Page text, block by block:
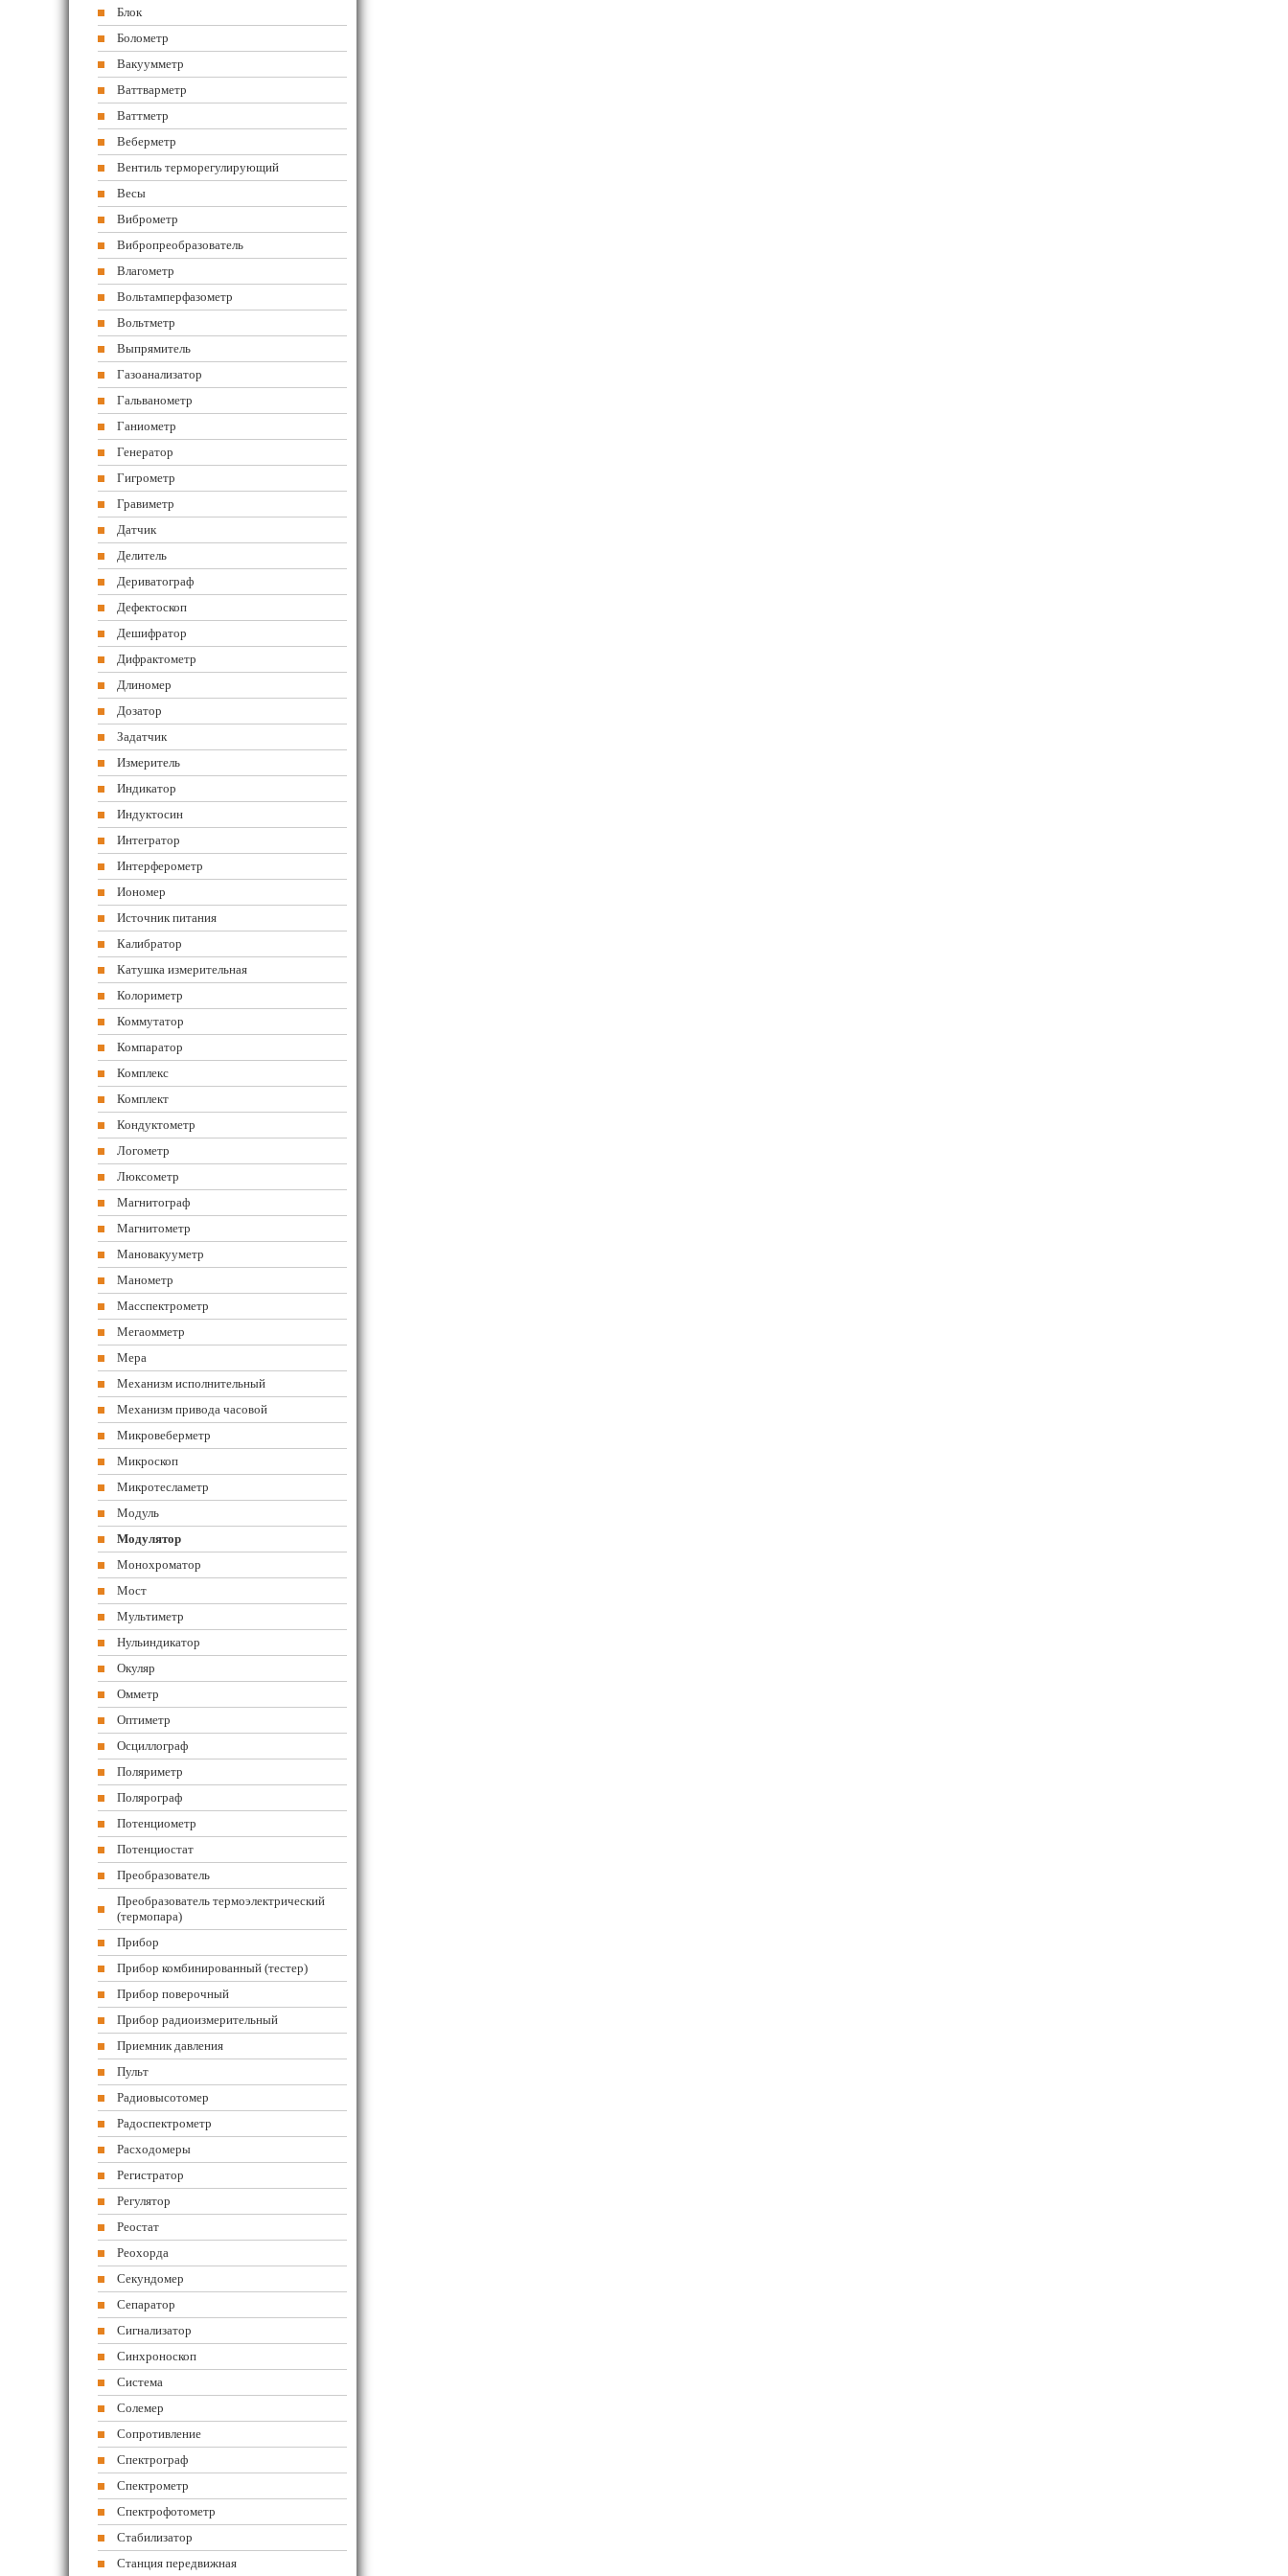
Блок
Болометр
Вакуумметр
Ваттварметр
Ваттметр
Веберметр
Вентиль терморегулирующий
Весы
Виброметр
Вибропреобразователь
Влагометр
Вольтамперфазометр
Вольтметр
Выпрямитель
Газоанализатор
Гальванометр
Ганиометр
Генератор
Гигрометр
Гравиметр
Датчик
Делитель
Дериватограф
Дефектоскоп
Дешифратор
Дифрактометр
Длиномер
Дозатор
Задатчик
Измеритель
Индикатор
Индуктосин
Интегратор
Интерферометр
Иономер
Источник питания
Калибратор
Катушка измерительная
Колориметр
Коммутатор
Компаратор
Комплекс
Комплект
Кондуктометр
Логометр
Люксометр
Магнитограф
Магнитометр
Мановакууметр
Манометр
Масспектрометр
Мегаомметр
Мера
Механизм исполнительный
Механизм привода часовой
Микровеберметр
Микроскоп
Микротесламетр
Модуль
Модулятор
Монохроматор
Мост
Мультиметр
Нульиндикатор
Окуляр
Омметр
Оптиметр
Осциллограф
Поляриметр
Полярограф
Потенциометр
Потенциостат
Преобразователь
Преобразователь термоэлектрический
(термопара)
Прибор
Прибор комбинированный (тестер)
Прибор поверочный
Прибор радиоизмерительный
Приемник давления
Пульт
Радиовысотомер
Радоспектрометр
Расходомеры
Регистратор
Регулятор
Реостат
Реохорда
Секундомер
Сепаратор
Сигнализатор
Синхроноскоп
Система
Солемер
Сопротивление
Спектрограф
Спектрометр
Спектрофотометр
Стабилизатор
Станция передвижная